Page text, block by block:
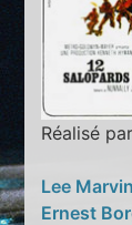
Réalisé par
Lee Marvin
Ernest